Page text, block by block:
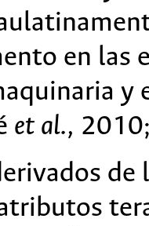
en las
y
et al.,